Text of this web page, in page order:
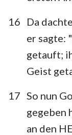
16
Da
er sagte:
getauft;
Geist
17 So nun
gegeben
an den